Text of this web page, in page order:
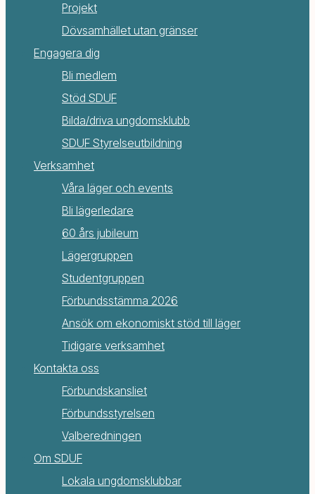
Projekt
Dövsamhället utan gränser
Engagera dig
Bli medlem
Stöd SDUF
Bilda/driva ungdomsklubb
SDUF Styrelseutbildning
Verksamhet
Våra läger och events
Bli lägerledare
60 års jubileum
Lägergruppen
Studentgruppen
Förbundsstämma 2026
Ansök om ekonomiskt stöd till läger
Tidigare verksamhet
Kontakta oss
Förbundskansliet
Förbundsstyrelsen
Valberedningen
Om SDUF
Lokala ungdomsklubbar